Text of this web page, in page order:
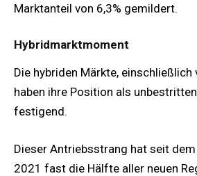
Marktanteil von 6,3% gemildert.
Hybridmarktmoment
Die hybriden Märkte, einschließlich
haben ihre Position als
festigend.
Dieser Antriebsstrang hat seit
2021 fast die Hälfte aller neuen